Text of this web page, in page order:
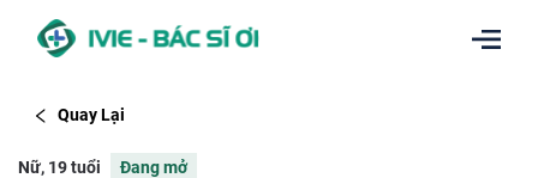
Quay Lại
Nữ, 19 tuổi Đang mở